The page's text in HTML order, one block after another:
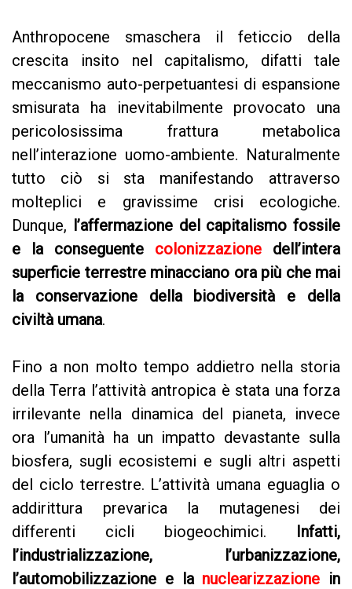
Anthropocene smaschera il feticcio della
crescita insito nel capitalismo, difatti tale
meccanismo auto-perpetuantesi di espansione
smisurata ha inevitabilmente provocato una
pericolosissima frattura metabolica
nell’interazione uomo-ambiente. Naturalmente
tutto ciò si sta manifestando attraverso
molteplici e gravissime crisi ecologiche.
Dunque, l’affermazione del capitalismo fossile
e la conseguente colonizzazione dell’intera
superficie terrestre minacciano ora più che mai
la conservazione della biodiversità e della
civiltà umana.
Fino a non molto tempo addietro nella storia
della Terra l’attività antropica è stata una forza
irrilevante nella dinamica del pianeta, invece
ora l’umanità ha un impatto devastante sulla
biosfera, sugli ecosistemi e sugli altri aspetti
del ciclo terrestre. L’attività umana eguaglia o
addirittura prevarica la mutagenesi dei
differenti cicli biogeochimici. Infatti,
l’industrializzazione, l’urbanizzazione,
l’automobilizzazione e la nuclearizzazione in